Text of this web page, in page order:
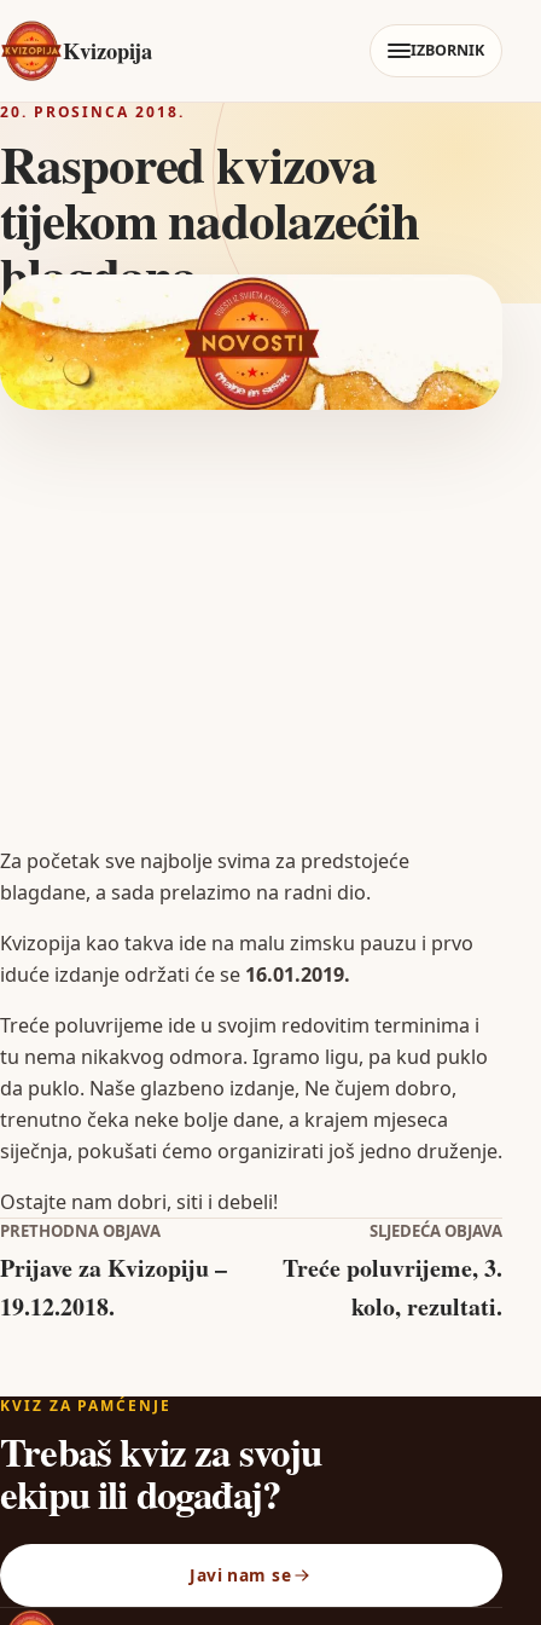
Kvizopija IZBORNIK
20. PROSINCA 2018.
Raspored kvizova
tijekom nadolazećih
blagdana
Za početak sve najbolje svima za predstojeće
blagdane, a sada prelazimo na radni dio.
Kvizopija kao takva ide na malu zimsku pauzu i prvo
iduće izdanje održati će se 16.01.2019.
Treće poluvrijeme ide u svojim redovitim terminima i
tu nema nikakvog odmora. Igramo ligu, pa kud puklo
da puklo. Naše glazbeno izdanje, Ne čujem dobro,
trenutno čeka neke bolje dane, a krajem mjeseca
siječnja, pokušati ćemo organizirati još jedno druženje.
Ostajte nam dobri, siti i debeli!
Navigacija objava
PRETHODNA OBJAVA
Prijave za Kvizopiju –
19.12.2018.
SLJEDEĆA OBJAVA
Treće poluvrijeme, 3.
kolo, rezultati.
KVIZ ZA PAMĆENJE
Trebaš kviz za svoju
ekipu ili događaj?
Javi nam se